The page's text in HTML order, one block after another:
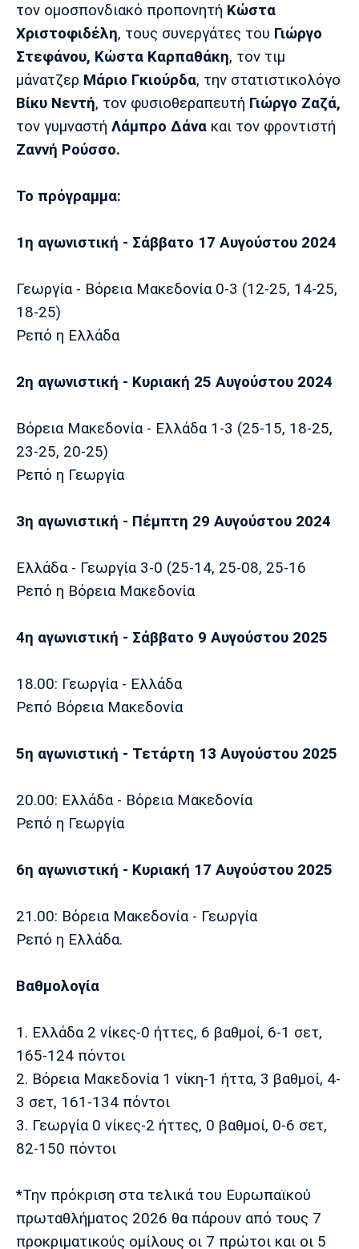
τον ομοσπονδιακό προπονητή Κώστα
Χριστοφιδέλη, τους συνεργάτες του Γιώργο
Στεφάνου, Κώστα Καρπαθάκη, τον τιμ
μάνατζερ Μάριο Γκιούρδα, την στατιστικολόγο
Βίκυ Νεντή, τον φυσιοθεραπευτή Γιώργο Ζαζά,
τον γυμναστή Λάμπρο Δάνα και τον φροντιστή
Ζαννή Ρούσσο.
Το πρόγραμμα:
1η αγωνιστική - Σάββατο 17 Αυγούστου 2024
Γεωργία - Βόρεια Μακεδονία 0-3 (12-25, 14-25,
18-25)
Ρεπό η Ελλάδα
2η αγωνιστική - Κυριακή 25 Αυγούστου 2024
Βόρεια Μακεδονία - Ελλάδα 1-3 (25-15, 18-25,
23-25, 20-25)
Ρεπό η Γεωργία
3η αγωνιστική - Πέμπτη 29 Αυγούστου 2024
Ελλάδα - Γεωργία 3-0 (25-14, 25-08, 25-16
Ρεπό η Βόρεια Μακεδονία
4η αγωνιστική - Σάββατο 9 Αυγούστου 2025
18.00: Γεωργία - Ελλάδα
Ρεπό Βόρεια Μακεδονία
5η αγωνιστική - Τετάρτη 13 Αυγούστου 2025
20.00: Ελλάδα - Βόρεια Μακεδονία
Ρεπό η Γεωργία
6η αγωνιστική - Κυριακή 17 Αυγούστου 2025
21.00: Βόρεια Μακεδονία - Γεωργία
Ρεπό η Ελλάδα.
Βαθμολογία
1. Ελλάδα 2 νίκες-0 ήττες, 6 βαθμοί, 6-1 σετ,
165-124 πόντοι
2. Βόρεια Μακεδονία 1 νίκη-1 ήττα, 3 βαθμοί, 4-
3 σετ, 161-134 πόντοι
3. Γεωργία 0 νίκες-2 ήττες, 0 βαθμοί, 0-6 σετ,
82-150 πόντοι
*Την πρόκριση στα τελικά του Ευρωπαϊκού
πρωταθλήματος 2026 θα πάρουν από τους 7
προκριματικούς ομίλους οι 7 πρώτοι και οι 5